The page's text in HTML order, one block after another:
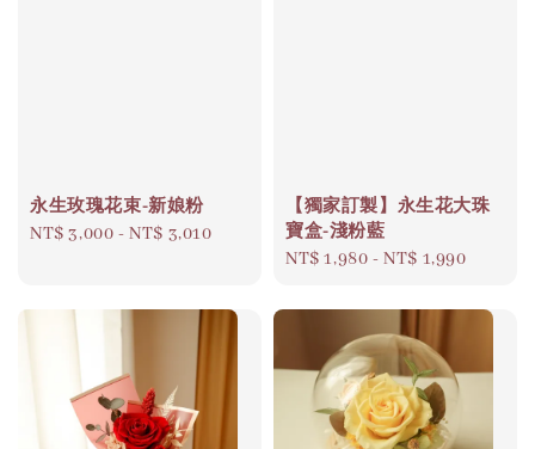
永生玫瑰花束-新娘粉
Regular
NT$ 3,000 -NT$ 3,010
【獨家訂製】永生花大珠
寶盒-淺粉藍
Regular
NT$ 1,980 -NT$ 1,990